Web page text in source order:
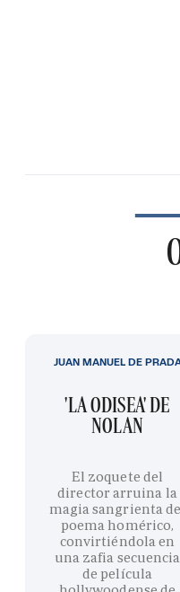
'LA ODISEA' DE
NOLAN
El zoquete del
director arruina la
magia sangrienta
poema homérico,
convirtiéndola en
una zafia secuencia
de película
JUAN MANUEL DE